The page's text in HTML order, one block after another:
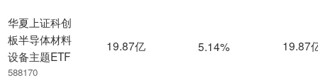
华夏上证科创
板半导体材料
设备主题ETF
588170
19.87亿 5.14% 19.87